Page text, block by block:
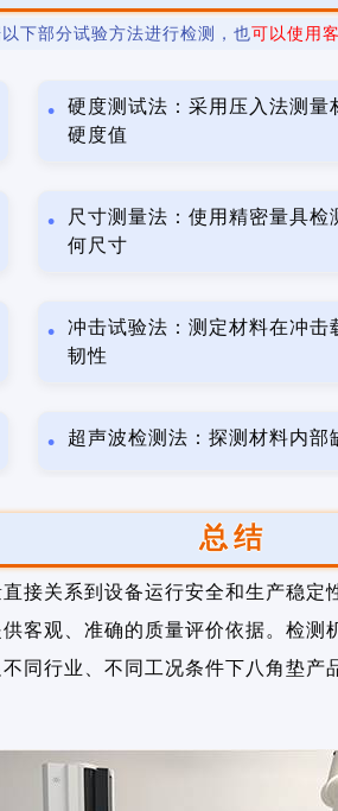
下部分试验方法进行检测，也可以使用
硬度测试法：采用压入法测量
硬度值
尺寸测量法：使用精密量具检
何尺寸
冲击试验法：测定材料在冲击
韧性
超声波检测法：探测材料内部
总结
接关系到设备运行安全和生产稳
客观、准确的质量评价依据。检
同行业、不同工况条件下八角垫